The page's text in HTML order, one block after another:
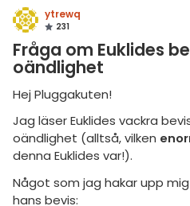
ytrewq
231
Fråga om Euklides
oändlighet
Hej Pluggakuten!
Jag läser Euklides vackra
oändlighet (alltså, vilken
denna Euklides var!).
Något som jag hakar upp
hans bevis:
8
9
1
2
3
4
& Bygg
språk